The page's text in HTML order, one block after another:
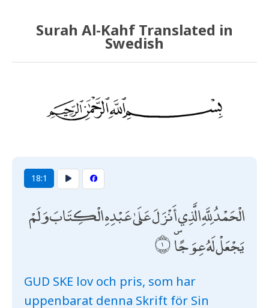
Surah Al-Kahf Translated in
Swedish
18:1
الْحَمْدُ لِلَّهِ الَّذِي أَنْزَلَ عَلَىٰ عَبْدِهِ الْكِتَابَ وَلَمْ
يَجْعَلْ لَهُ عِوَجًا ۜ
GUD SKE lov och pris, som har
uppenbarat denna Skrift för Sin